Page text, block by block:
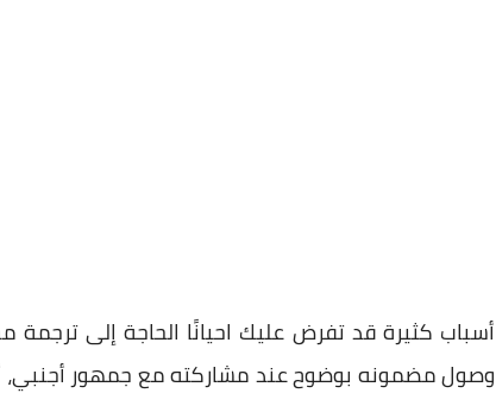
أسباب كثيرة قد تفرض عليك احيانًا الحاجة إلى ترجمة
وصول مضمونه بوضوح عند مشاركته مع جمهور